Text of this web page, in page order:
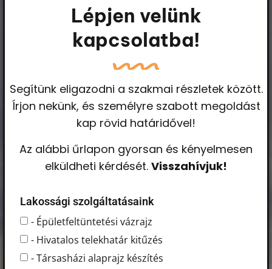
Lépjen velünk
kapcsolatba!
Segítünk eligazodni a szakmai részletek között.
Írjon nekünk, és személyre szabott megoldást
kap rövid határidővel!
Az alábbi űrlapon gyorsan és kényelmesen
elküldheti kérdését. Visszahívjuk!
Lakossági szolgáltatásaink
- Épületfeltüntetési vázrajz
- Hivatalos telekhatár kitűzés
- Társasházi alaprajz készítés